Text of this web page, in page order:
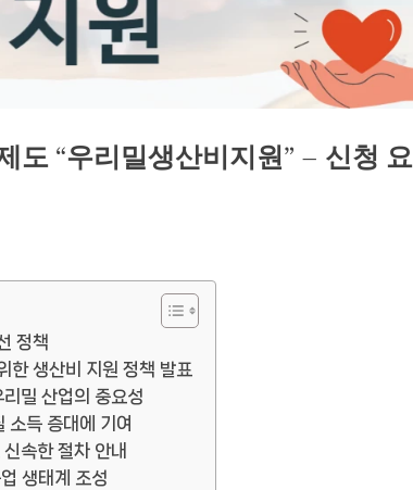
도 “우리밀생산비지원” – 신청 요
정책
한 생산비 지원 정책 발표
밀 산업의 중요성
소득 증대에 기여
속한 절차 안내
생태계 조성